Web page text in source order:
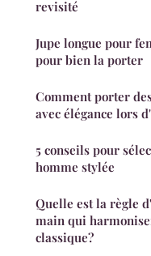
revisité
Jupe longue pour
pour bien la porter
Comment porter
avec élégance lors
5 conseils pour
homme stylée
Quelle est la règle
main qui
classique?